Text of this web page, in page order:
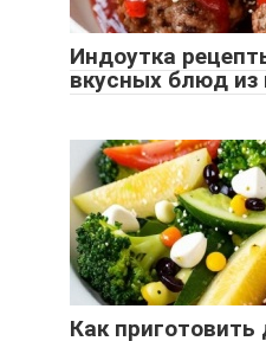
Индоутка
вкусных блюд из
Как